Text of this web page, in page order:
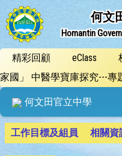
何文
Homantin
精彩回顧 eClass
家國」 中醫學寶庫探究---專
何文田官立中學
工作目標及組員 相關資